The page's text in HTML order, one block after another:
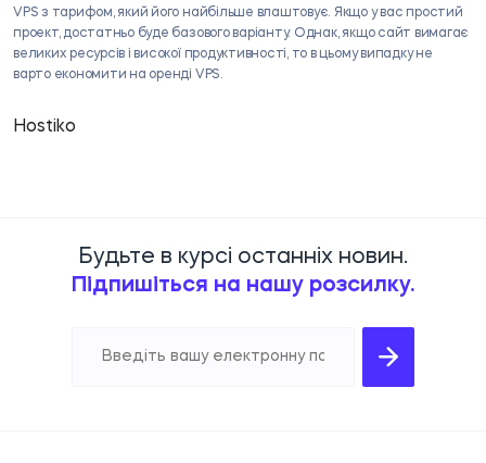
VPS з тарифом, який його найбільше влаштовує. Якщо у вас простий
проект, достатньо буде базового варіанту. Однак, якщо сайт вимагає
великих ресурсів і високої продуктивності, то в цьому випадку не
варто економити на оренді VPS.
Hostiko
Будьте в курсі останніх новин.
Підпишіться на нашу розсилку.